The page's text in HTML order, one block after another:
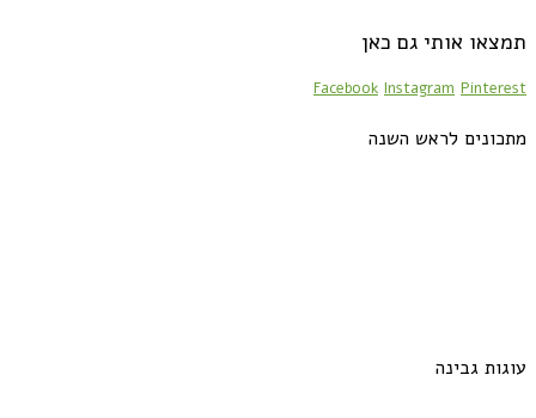
תמצאו אותי גם כאן
Facebook Instagram Pinterest
מתכונים לראש השנה
עוגות גבינה